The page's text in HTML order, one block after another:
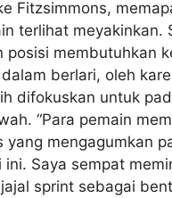
Fitzsimmons,
terlihat meyakinkan.
posisi membutuhkan
berlari, oleh
difokuskan untuk
“Para pemain
yang mengagumkan
ini. Saya sempat
sprint sebagai